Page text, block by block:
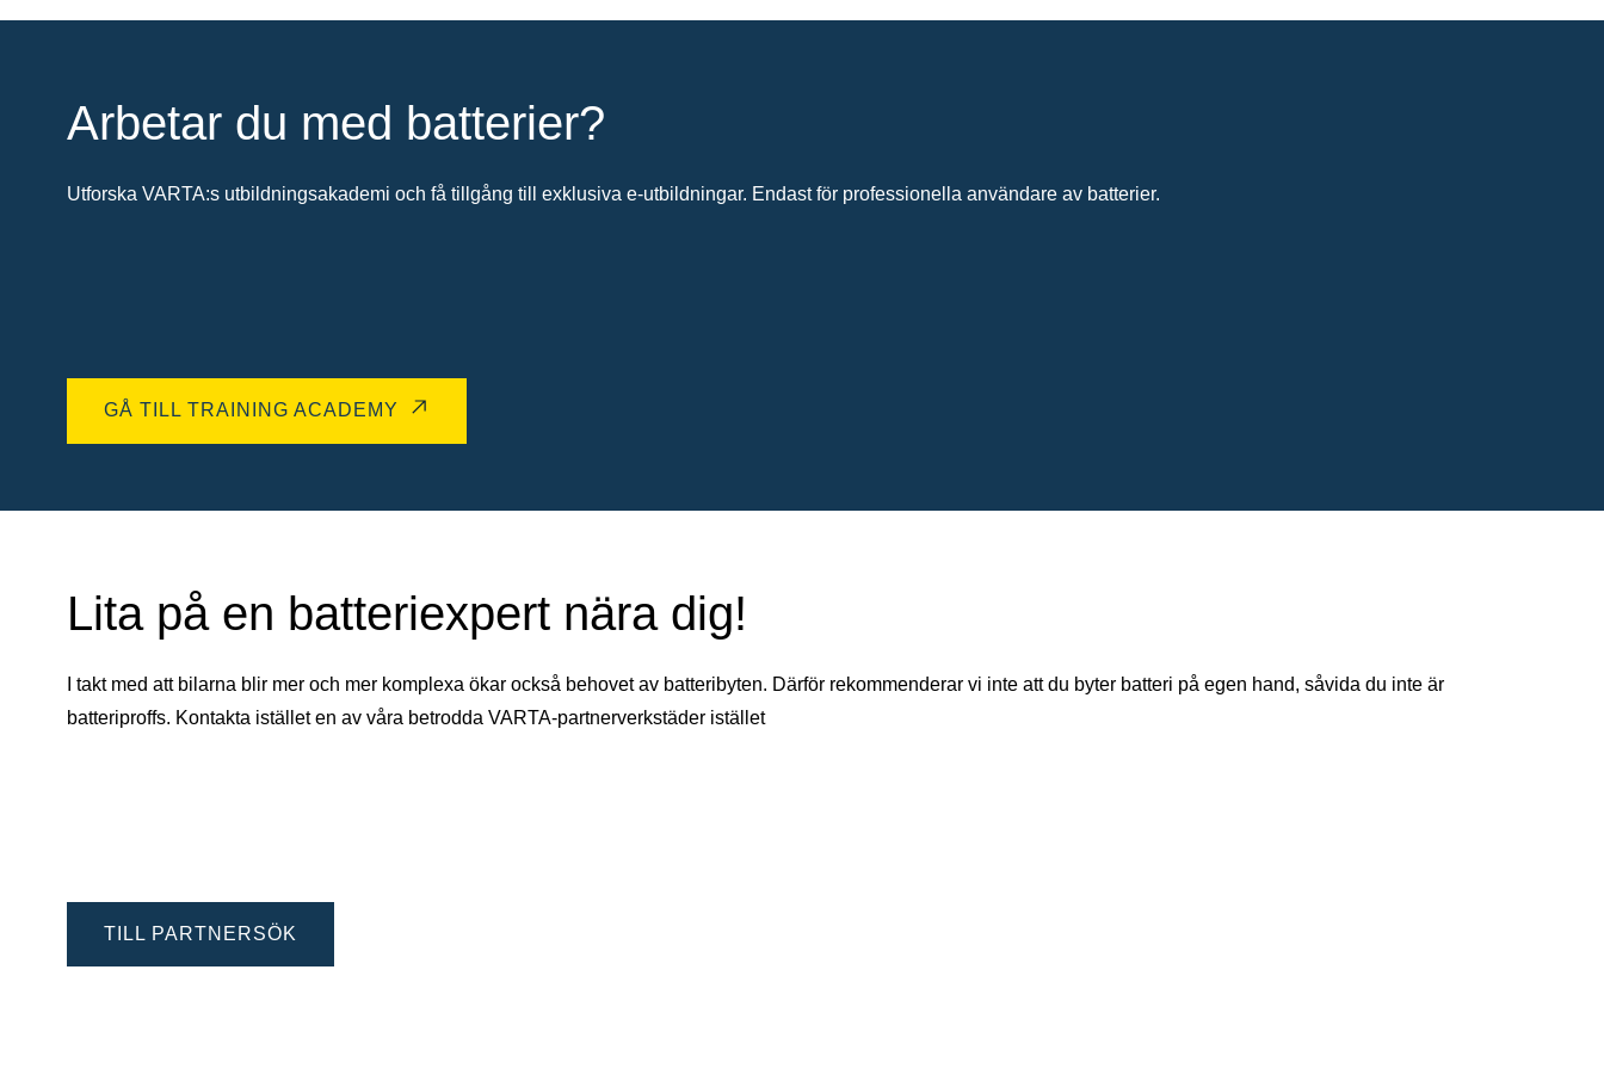
Arbetar du med batterier?
Utforska VARTA:s utbildningsakademi och få tillgång till exklusiva e-utbildningar. Endast för professionella användare av batterier.
GÅ TILL TRAINING ACADEMY
Lita på en batteriexpert nära dig!
I takt med att bilarna blir mer och mer komplexa ökar också behovet av batteribyten. Därför rekommenderar vi inte att du byter batteri på egen hand, såvida du inte är
batteriproffs. Kontakta istället en av våra betrodda VARTA-partnerverkstäder istället
TILL PARTNERSÖK